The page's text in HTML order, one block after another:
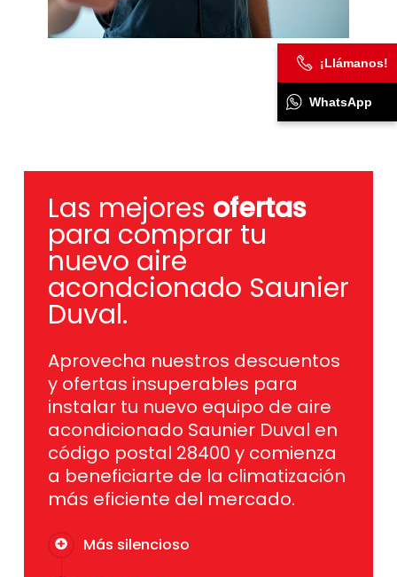
Las mejores ofertas
para comprar tu
nuevo aire
acondcionado Saunier
Duval.
Aprovecha nuestros descuentos
y ofertas insuperables para
instalar tu nuevo equipo de aire
acondicionado Saunier Duval en
código postal 28400 y comienza
a beneficiarte de la climatización
más eficiente del mercado.
Más silencioso
¡Llámanos!
WhatsApp